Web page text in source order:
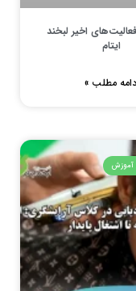
اخیر لبخند
ایتام
مطلب »
آموزش